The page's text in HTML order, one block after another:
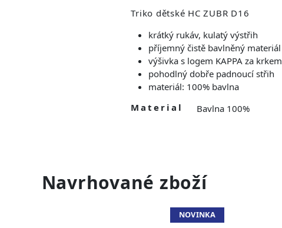
Triko dětské HC ZUBR D16
krátký rukáv, kulatý výstřih
příjemný čistě bavlněný materiál
výšivka s logem KAPPA za krkem
pohodlný dobře padnoucí střih
materiál: 100% bavlna
Material
Bavlna 100%
Navrhované zboží
NOVINKA